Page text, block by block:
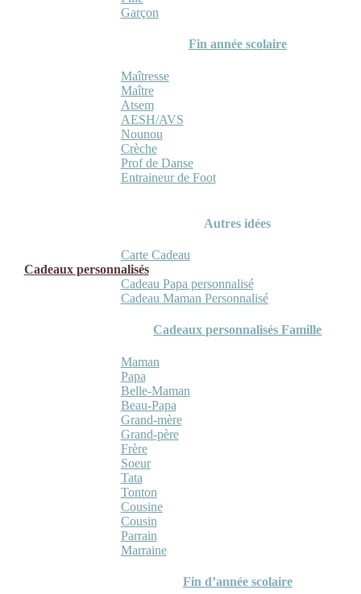
Garçon
Fin année scolaire
Maîtresse
Maître
Atsem
AESH/AVS
Nounou
Crèche
Prof de Danse
Entraineur de Foot
Autres idées
Carte Cadeau
Cadeaux personnalisés
Cadeau Papa personnalisé
Cadeau Maman Personnalisé
Cadeaux personnalisés Famille
Maman
Papa
Belle-Maman
Beau-Papa
Grand-mère
Grand-père
Frère
Soeur
Tata
Tonton
Cousine
Cousin
Parrain
Marraine
Fin d’année scolaire